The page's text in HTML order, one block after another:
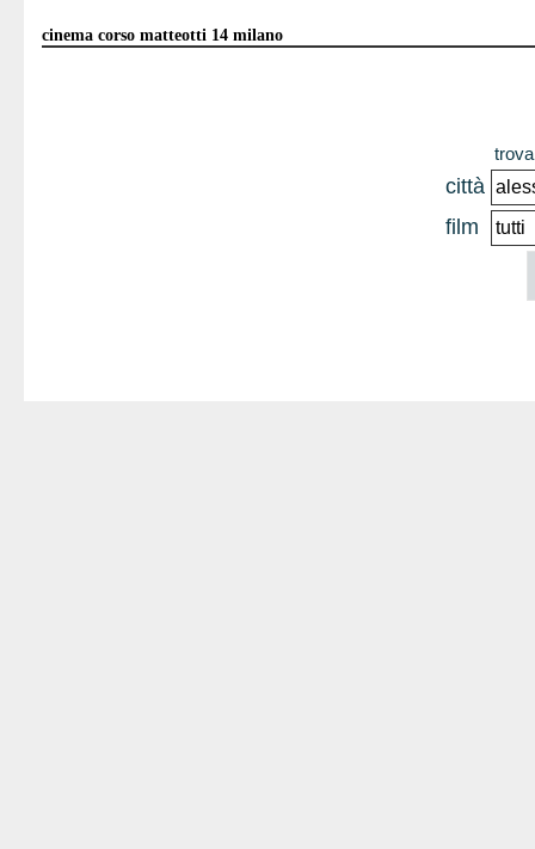
cinema corso matteotti 14 milano
città
film